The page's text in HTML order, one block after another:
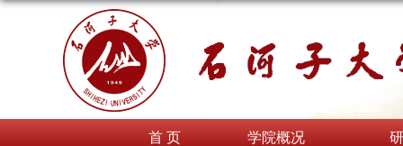
首 页 学院概况